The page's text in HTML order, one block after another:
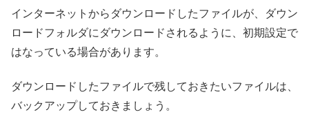
インターネットからダウンロードしたファイルが、ダウン
ロードフォルダにダウンロードされるように、初期設定で
はなっている場合があります。
ダウンロードしたファイルで残しておきたいファイルは、
バックアップしておきましょう。